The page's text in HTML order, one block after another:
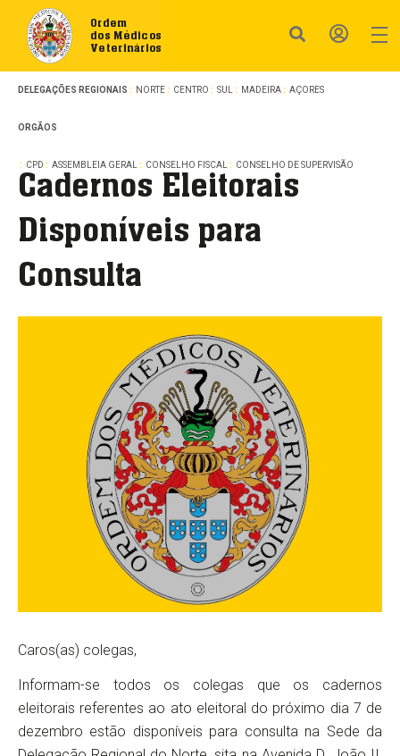
Ordem
dos Médicos
Veterinários
DELEGAÇÕES REGIONAIS NORTE CENTRO SUL MADEIRA AÇORES
ORGÃOS
CPD ASSEMBLEIA GERAL CONSELHO FISCAL CONSELHO DE SUPERVISÃO
Cadernos Eleitorais
Disponíveis para
Consulta
Caros(as) colegas,
Informam-se todos os colegas que os cadernos
eleitorais referentes ao ato eleitoral do próximo dia 7 de
dezembro estão disponíveis para consulta na Sede da